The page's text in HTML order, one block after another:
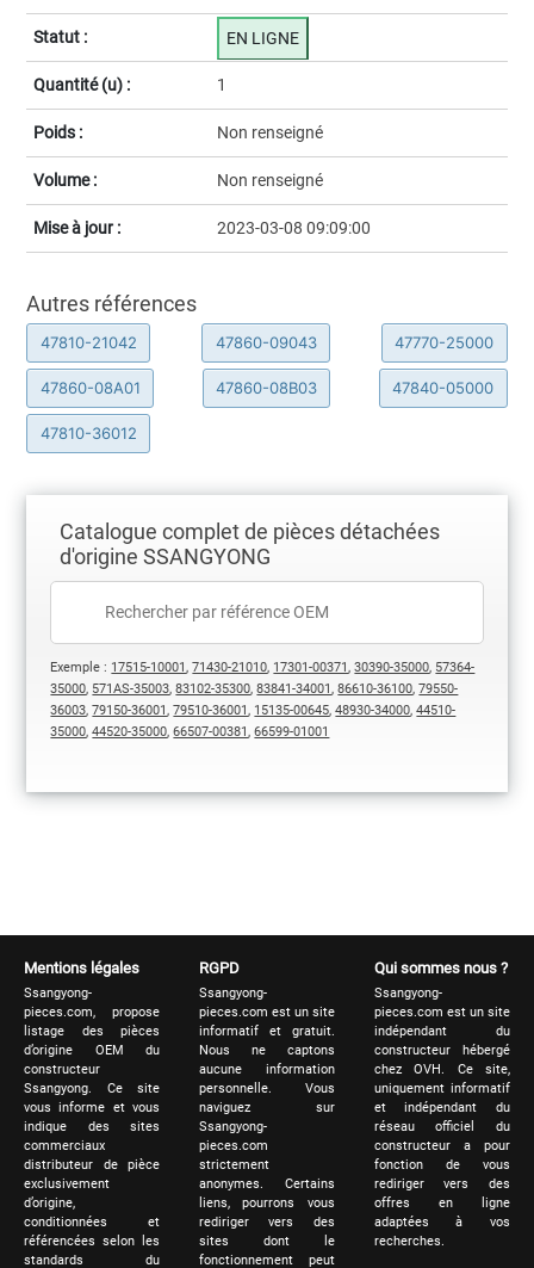
Statut : EN LIGNE
Quantité (u) : 1
Poids : Non renseigné
Volume : Non renseigné
Mise à jour : 2023-03-08 09:09:00
Autres références
47810-21042 47860-09043 47770-25000
47860-08A01 47860-08B03 47840-05000
47810-36012
Catalogue complet de pièces détachées
d'origine SSANGYONG
Exemple : 17515-10001,71430-21010, 17301-00371,30390-35000, 57364-
35000, 571AS-35003,83102-35300,83841-34001,86610-36100,79550-
36003,79150-36001,79510-36001, 15135-00645,48930-34000,44510-
35000,44520-35000,66507-00381,66599-01001
Mentions légales
Ssangyong-
pieces.com, propose
listage des pièces
d’origine OEM du
constructeur
Ssangyong. Ce site
vous informe et vous
indique des sites
commerciaux
distributeur de pièce
exclusivement
d’origine,
conditionnées et
référencées selon les
standards du
RGPD
Ssangyong-
pieces.com est un site
informatif et gratuit.
Nous ne captons
aucune information
personnelle. Vous
naviguez sur
Ssangyong-
pieces.com
strictement
anonymes. Certains
liens, pourrons vous
rediriger vers des
sites dont le
fonctionnement peut
Qui sommes nous ?
Ssangyong-
pieces.com est un site
indépendant du
constructeur hébergé
chez OVH. Ce site,
uniquement informatif
et indépendant du
réseau officiel du
constructeur a pour
fonction de vous
rediriger vers des
offres en ligne
adaptées à vos
recherches.